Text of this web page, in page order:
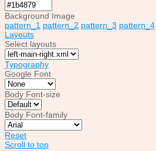
Background Image
pattern_1 pattern_2 pattern_3 pattern_4
Layouts
Select layouts
Typography
Google Font
Body Font-size
Body Font-family
Reset
Scroll to top